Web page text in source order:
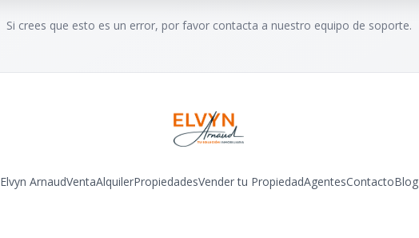
Si crees que esto es un error, por favor contacta a nuestro equipo de soporte.
Elvyn ArnaudVentaAlquilerPropiedadesVender tu PropiedadAgentesContactoBlog